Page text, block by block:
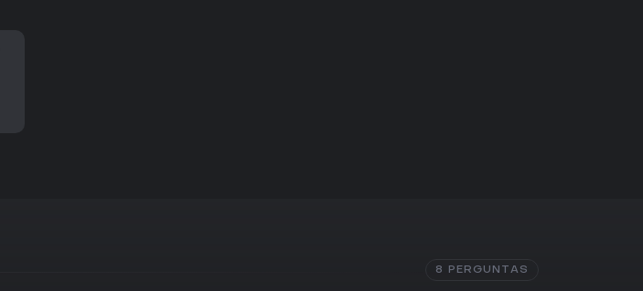
8 PERGUNTAS